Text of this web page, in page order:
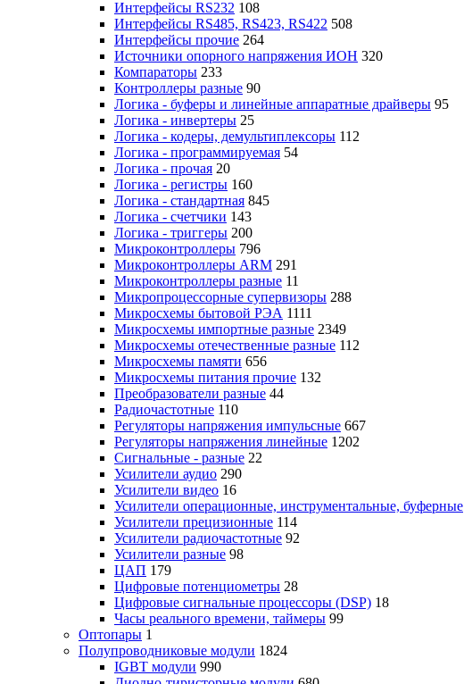
Интерфейсы RS232 108
Интерфейсы RS485, RS423, RS422 508
Интерфейсы прочие 264
Источники опорного напряжения ИОН 320
Компараторы 233
Контроллеры разные 90
Логика - буферы и линейные аппаратные драйверы 95
Логика - инвертеры 25
Логика - кодеры, демультиплексоры 112
Логика - программируемая 54
Логика - прочая 20
Логика - регистры 160
Логика - стандартная 845
Логика - счетчики 143
Логика - триггеры 200
Микроконтроллеры 796
Микроконтроллеры ARM 291
Микроконтроллеры разные 11
Микропроцессорные супервизоры 288
Микросхемы бытовой РЭА 1111
Микросхемы импортные разные 2349
Микросхемы отечественные разные 112
Микросхемы памяти 656
Микросхемы питания прочие 132
Преобразователи разные 44
Радиочастотные 110
Регуляторы напряжения импульсные 667
Регуляторы напряжения линейные 1202
Сигнальные - разные 22
Усилители аудио 290
Усилители видео 16
Усилители операционные, инструментальные, буферные
Усилители прецизионные 114
Усилители радиочастотные 92
Усилители разные 98
ЦАП 179
Цифровые потенциометры 28
Цифровые сигнальные процессоры (DSP) 18
Часы реального времени, таймеры 99
Оптопары 1
Полупроводниковые модули 1824
IGBT модули 990